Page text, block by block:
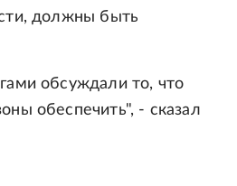
должны быть
обсуждали то, что
обеспечить", - сказал